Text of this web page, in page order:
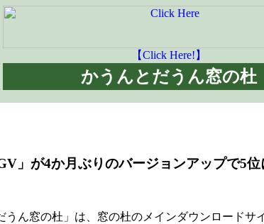
【Click Here!】
かうんとだうん窓の杜
GV」が4か月ぶりのバージョンアップで5
ん窓の杜」は、窓の杜のメインダウンロードサ